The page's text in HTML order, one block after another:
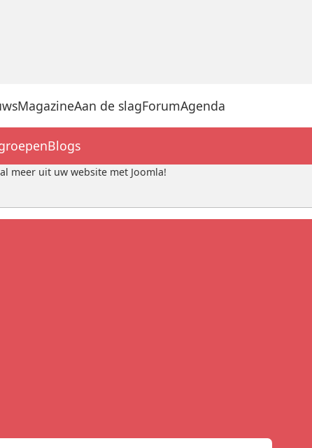
MagazineAan de slagForumAgenda
Blogs
meer uit uw website met Joomla!